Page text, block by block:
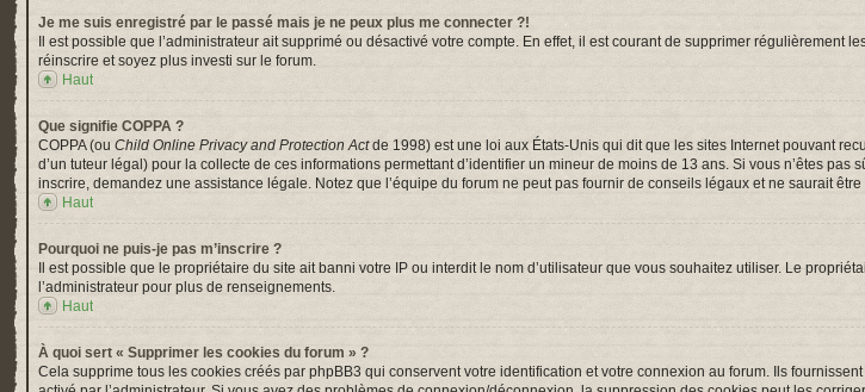
Je me suis enregistré par le passé mais je ne peux plus me connecter ?!
Il est possible que l’administrateur ait supprimé ou désactivé votre compte. En effet, il est courant de supprimer
réinscrire et soyez plus investi sur le forum.
Haut
Que signifie COPPA ?
COPPA (ou Child Online Privacy and Protection Actde 1998) est une loi aux États-Unis qui dit que les sites Internet pouvant
d’un tuteur légal) pour la collecte de ces informations permettant d’identifier un mineur de moins de 13 ans. Si vous n’êtes
inscrire, demandez une assistance légale. Notez que l’équipe du forum ne peut pas fournir de conseils légaux et ne saurait
Haut
Pourquoi ne puis-je pas m’inscrire ?
Il est possible que le propriétaire du site ait banni votre IP ou interdit le nom d’utilisateur que vous souhaitez utiliser. Le
l’administrateur pour plus de renseignements.
Haut
À quoi sert « Supprimer les cookies du forum » ?
Cela supprime tous les cookies créés par phpBB3 qui conservent votre identification et votre connexion au forum. Ils